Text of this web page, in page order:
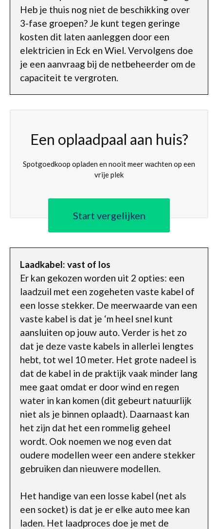
Heb je thuis nog niet de beschikking over
3-fase groepen? Je kunt tegen geringe
kosten dit laten aanleggen door een
elektricien in Eck en Wiel. Vervolgens doe
je een aanvraag bij de netbeheerder om de
capaciteit te vergroten.
Een oplaadpaal aan huis?
Spotgoedkoop opladen en nooit meer wachten op een
vrije plek
Start vergelijken
Laadkabel: vast of los
Er kan gekozen worden uit 2 opties: een
laadzuil met een zogeheten vaste kabel of
een losse stekker. De meerwaarde van een
vaste kabel is dat je ‘m heel snel kunt
aansluiten op jouw auto. Verder is het zo
dat je deze vaste kabels in allerlei lengtes
hebt, tot wel 10 meter. Het grote nadeel is
dat de kabel in de praktijk vaak minder lang
mee gaat omdat er door wind en regen
water in kan komen (dit gebeurt natuurlijk
niet als je binnen oplaadt). Daarnaast kan
het zijn dat het een rommelig geheel
wordt. Ook noemen we nog even dat
oudere modellen weer een andere stekker
gebruiken dan nieuwere modellen.
Het handige van een losse kabel (net als
een socket) is dat je er elke auto mee kan
laden. Het laadproces doe je met de